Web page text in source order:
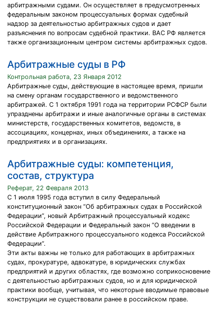
арбитражными судами. Он осуществляет в предусмотренных
федеральным законом процессуальных формах судебный
надзор за деятельностью арбитражных судов и дает
разъяснения по вопросам судебной практики. ВАС РФ является
также организационным центром системы арбитражных судов.
Арбитражные суды в РФ
Контрольная работа, 23 Января 2012
Арбитражные суды, действующие в настоящее время, пришли
на смену органам государственного и ведомственного
арбитражей. С 1 октября 1991 года на территории РСФСР были
упразднены арбитражи и иные аналогичные органы в системах
министерств, государственных комитетов, ведомств, в
ассоциациях, концернах, иных объединениях, а также на
предприятиях и в организациях.
Арбитражные суды: компетенция,
состав, структура
Реферат, 22 Февраля 2013
С 1 июля 1995 года вступил в силу Федеральный
конституционный закон “Об арбитражных судах в Российской
Федерации”, новый Арбитражный процессуальный кодекс
Российской Федерации и Федеральный закон “О введении в
действие Арбитражного процессуального кодекса Российской
Федерации”.
Эти акты важны не только для работающих в арбитражных
судах, прокуратуре, адвокатуре, в юридических службах
предприятий и других областях, где возможно соприкосновение
с деятельностью арбитражных судов, но и для юридической
практики вообще, учитывая, что некоторые вводимые правовые
конструкции не существовали ранее в российском праве.